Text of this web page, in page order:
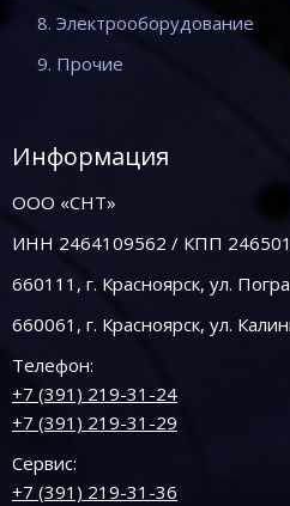
8. Электрооборудование
9. Прочие
Информация
ООО «СНТ»
ИНН 2464109562 / КПП
660111, г. Красноярск, ул.
660061, г. Красноярск, ул.
Телефон:
+7 (391) 219-31-24
+7 (391) 219-31-29
Сервис:
+7 (391) 219-31-36